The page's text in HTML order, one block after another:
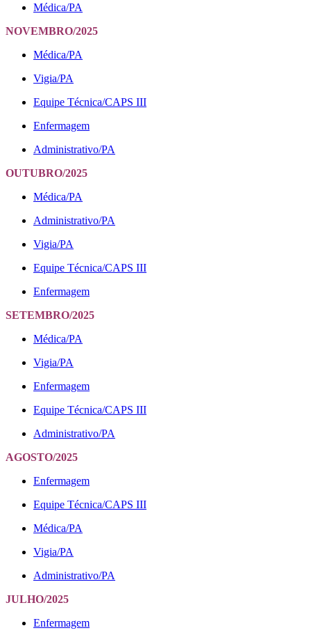
Médica/PA
NOVEMBRO/2025
Médica/PA
Vigia/PA
Equipe Técnica/CAPS III
Enfermagem
Administrativo/PA
OUTUBRO/2025
Médica/PA
Administrativo/PA
Vigia/PA
Equipe Técnica/CAPS III
Enfermagem
SETEMBRO/2025
Médica/PA
Vigia/PA
Enfermagem
Equipe Técnica/CAPS III
Administrativo/PA
AGOSTO/2025
Enfermagem
Equipe Técnica/CAPS III
Médica/PA
Vigia/PA
Administrativo/PA
JULHO/2025
Enfermagem